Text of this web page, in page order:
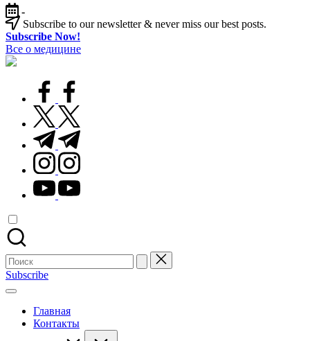
Перейти
к
содержимому
-
Subscribe to our newsletter & never miss our best posts.
Subscribe Now!
Все о медицине
Лечитесь
facebook.com
twitter.com
t.me
instagram.com
youtube.com
Поиск
для:
Subscribe
Главная
Контакты